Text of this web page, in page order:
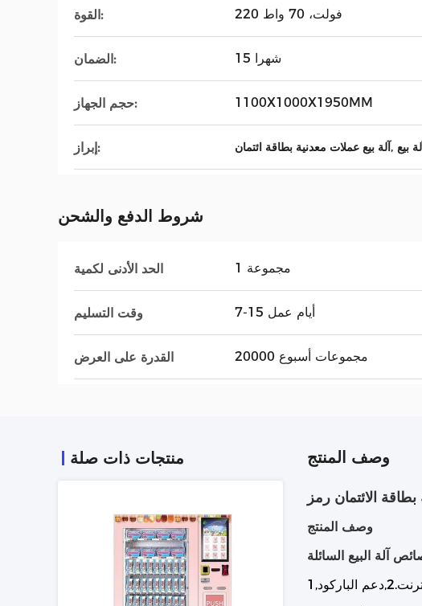
القوة: 220 فولت، 70 واط
الضمان: 15 شهرا
حجم الجهاز: 1100X1000X1950MM
إبراز: آلة بيع عملات معدنية بطاقة ائتمان, بيع
شروط الدفع والشحن
الحد الأدنى لكمية 1 مجموعة
وقت التسليم 7-15 أيام عمل
القدرة على العرض 20000 مجموعات أسبوع
منتجات ذات صلة وصف المنتج
وصف المنتج
آلة البيع السائلة
1,
2,دعم الباركود